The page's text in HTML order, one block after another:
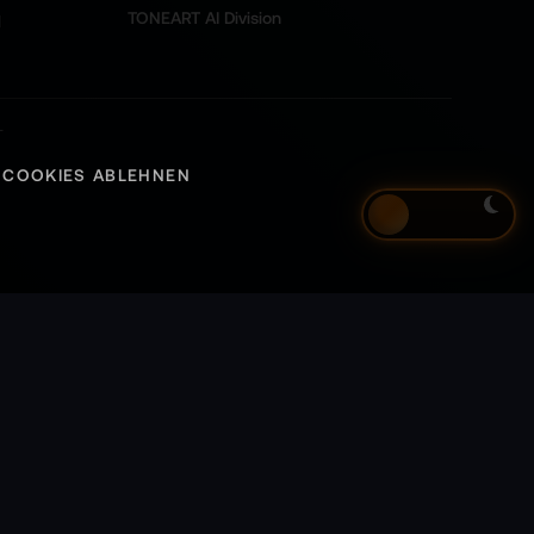
TONEART AI Division
COOKIES ABLEHNEN